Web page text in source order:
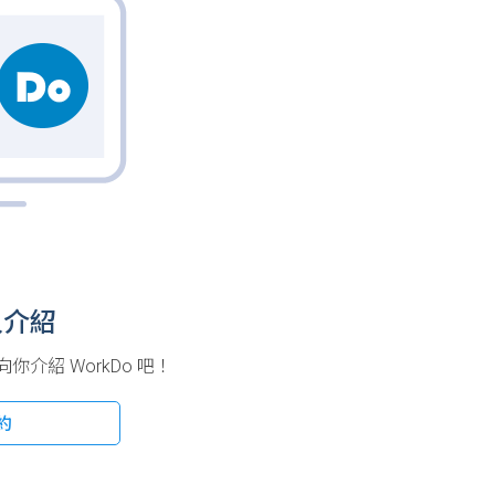
紹
介紹 WorkDo 吧！